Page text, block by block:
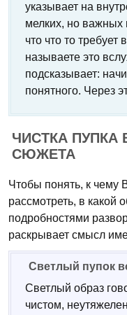
указывает на
мелких, но важных
что что то
называете это
подсказывает:
понятного. Через
ЧИСТКА ПУПКА
СЮЖЕТА
Чтобы понять, к чему
рассмотреть, в какой
подробностями
раскрывает смысл
Светлый пупок
Светлый образ
чистом,